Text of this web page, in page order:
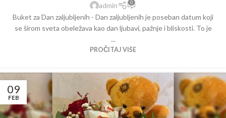
admin 0
Buket za Dan zaljubljenih - Dan zaljubljenih je poseban datum koji
se širom sveta obeležava kao dan ljubavi, pažnje i bliskosti. To je
...
PROČITAJ VIŠE
09
FEB